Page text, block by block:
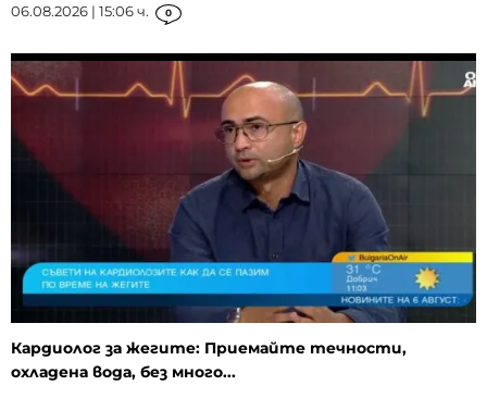
06.08.2026 | 15:06 ч. 0
Кардиолог за жегите: Приемайте течности,
охладена вода, без много...